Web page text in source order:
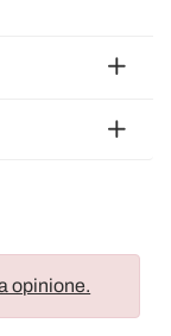
opinione.